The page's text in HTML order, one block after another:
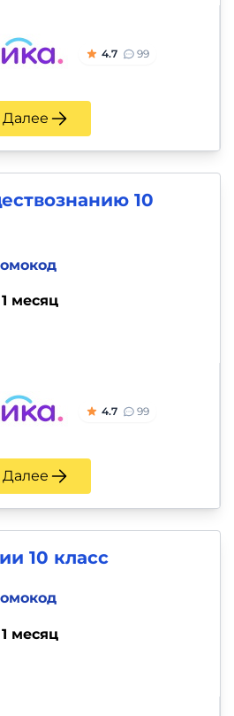
4.7 99
Далее
10
1 месяц
4.7 99
Далее
10 класс
1 месяц